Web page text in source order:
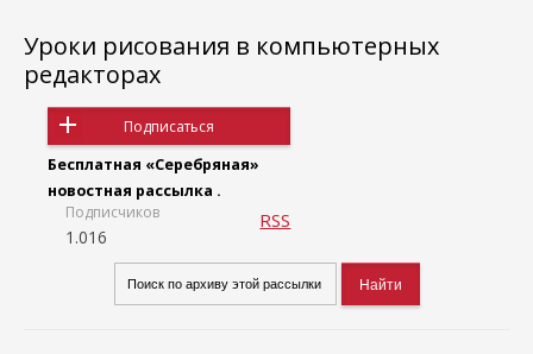
Уроки рисования в компьютерных
редакторах
Подписаться
Бесплатная «Серебряная»
новостная рассылка .
Подписчиков
1.016
RSS